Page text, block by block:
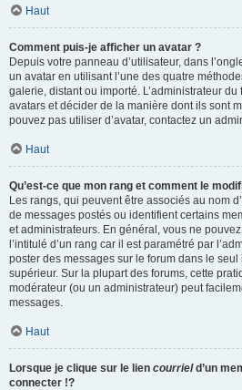
Haut
Comment puis-je afficher un avatar ?
Depuis votre panneau d’utilisateur, dans
un avatar en utilisant l’une des quatre
galerie, distant ou importé. L’administrateur
avatars et décider de la manière dont ils sont
pouvez pas utiliser d’avatar, contactez un
Haut
Qu’est-ce que mon rang et comment le
Les rangs, qui peuvent être associés au nom
de messages postés ou identifient certains
et administrateurs. En général, vous ne
l’intitulé d’un rang car il est paramétré par
poster des messages sur le forum dans le
supérieur. Sur la plupart des forums, cette
modérateur (ou un administrateur) peut
messages.
Haut
Lorsque je clique sur le lien courrield’un
connecter !?